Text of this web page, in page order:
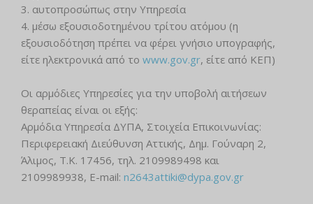
3. αυτοπροσώπως στην Υπηρεσία
4. μέσω εξουσιοδοτημένου τρίτου ατόμου (η
εξουσιοδότηση πρέπει να φέρει γνήσιο υπογραφής,
είτε ηλεκτρονικά από το www.gov.gr, είτε από ΚΕΠ)
Οι αρμόδιες Υπηρεσίες για την υποβολή αιτήσεων
θεραπείας είναι οι εξής:
Αρμόδια Υπηρεσία ΔΥΠΑ, Στοιχεία Επικοινωνίας:
Περιφερειακή Διεύθυνση Αττικής, Δημ. Γούναρη 2,
Άλιμος, T.K. 17456, τηλ. 2109989498 και
2109989938, E-mail: n2643attiki@dypa.gov.gr